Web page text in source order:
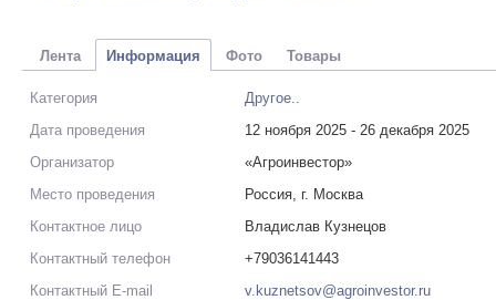
Лента Информация Фото Товары
Категория
Другое..
Дата проведения
12 ноября 2025 - 26 декабря 2025
Организатор
«Агроинвестор»
Место проведения
Россия, г. Москва
Контактное лицо
Владислав Кузнецов
Контактный телефон
+79036141443
Контактный E-mail
v.kuznetsov@agroinvestor.ru